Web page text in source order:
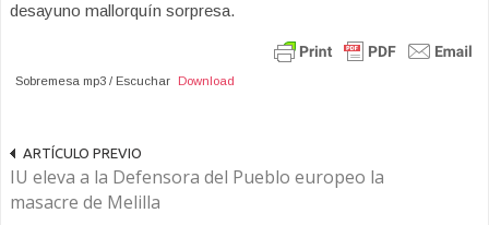
desayuno mallorquín sorpresa.
Sobremesa mp3 / Escuchar Download
ARTÍCULO PREVIO
IU eleva a la Defensora del Pueblo europeo la
masacre de Melilla